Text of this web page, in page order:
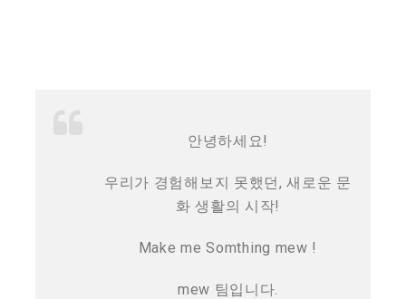
안녕하세요!
우리가 경험해보지 못했던, 새로운 문
화 생활의 시작!
Make me Somthing mew !
mew 팀입니다.